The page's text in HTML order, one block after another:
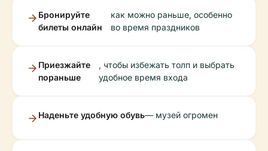
Бронируйте
билеты онлайн
как можно раньше, особенно
во время праздников
Приезжайте
пораньше
, чтобы избежать толп и выбрать
удобное время входа
Наденьте удобную обувь— музей огромен